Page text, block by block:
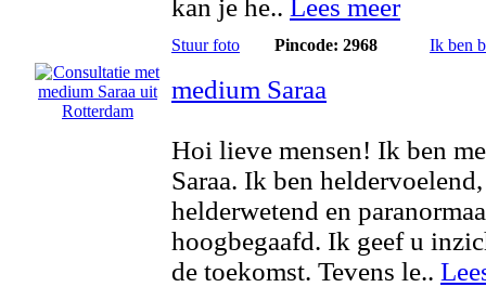
kan je he.. Lees meer
Stuur foto Pincode: 2968 Ik ben
medium Saraa
Hoi lieve mensen! Ik ben
Saraa. Ik ben heldervoelend,
helderwetend en
hoogbegaafd. Ik geef u
de toekomst. Tevens le..